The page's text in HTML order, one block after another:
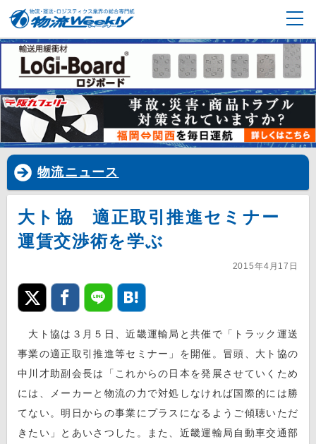
物流ニュース
大ト協 適正取引推進セミナー
運賃交渉術を学ぶ
2015年4月17日
大ト協は３月５日、近畿運輸局と共催で「トラック運送
事業の適正取引推進等セミナー」を開催。冒頭、大ト協の
中川才助副会長は「これからの日本を発展させていくため
には、メーカーと物流の力で対処しなければ国際的には勝
てない。明日からの事業にプラスになるようご傾聴いただ
きたい」とあいさつした。また、近畿運輸局自動車交通部